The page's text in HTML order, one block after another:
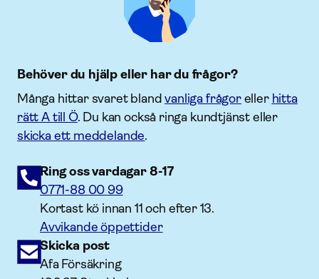
Behöver du hjälp eller har du frågor?
Många hittar svaret blandvanliga frågoreller hitta
rätt A till Ö. Du kan också ringa kundtjänst eller
skicka ett meddelande.
Ring oss vardagar 8-17
0771-88 00 99
Kortast kö innan 11 och efter 13.
Avvikande öppettider
Skicka post
Afa Försäkring